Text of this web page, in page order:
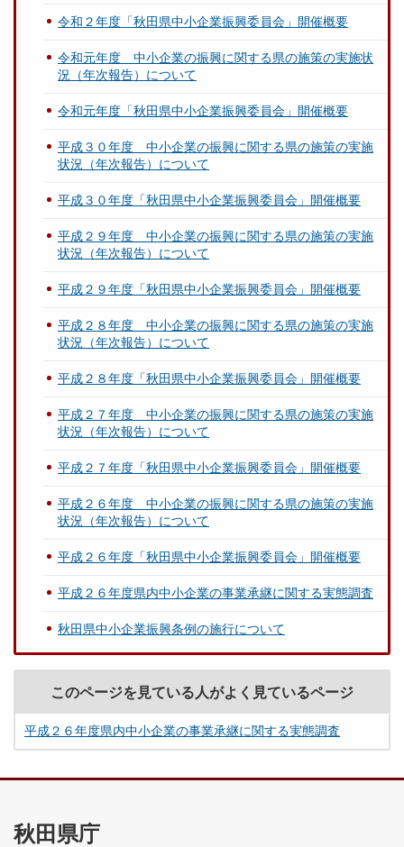
令和２年度「秋田県中小企業振興委員会」開催概要
令和元年度 中小企業の振興に関する県の施策の実施状
況（年次報告）について
令和元年度「秋田県中小企業振興委員会」開催概要
平成３０年度 中小企業の振興に関する県の施策の実施
状況（年次報告）について
平成３０年度「秋田県中小企業振興委員会」開催概要
平成２９年度 中小企業の振興に関する県の施策の実施
状況（年次報告）について
平成２９年度「秋田県中小企業振興委員会」開催概要
平成２８年度 中小企業の振興に関する県の施策の実施
状況（年次報告）について
平成２８年度「秋田県中小企業振興委員会」開催概要
平成２７年度 中小企業の振興に関する県の施策の実施
状況（年次報告）について
平成２７年度「秋田県中小企業振興委員会」開催概要
平成２６年度 中小企業の振興に関する県の施策の実施
状況（年次報告）について
平成２６年度「秋田県中小企業振興委員会」開催概要
平成２６年度県内中小企業の事業承継に関する実態調査
秋田県中小企業振興条例の施行について
このページを見ている人がよく見ているページ
平成２６年度県内中小企業の事業承継に関する実態調査
秋田県庁